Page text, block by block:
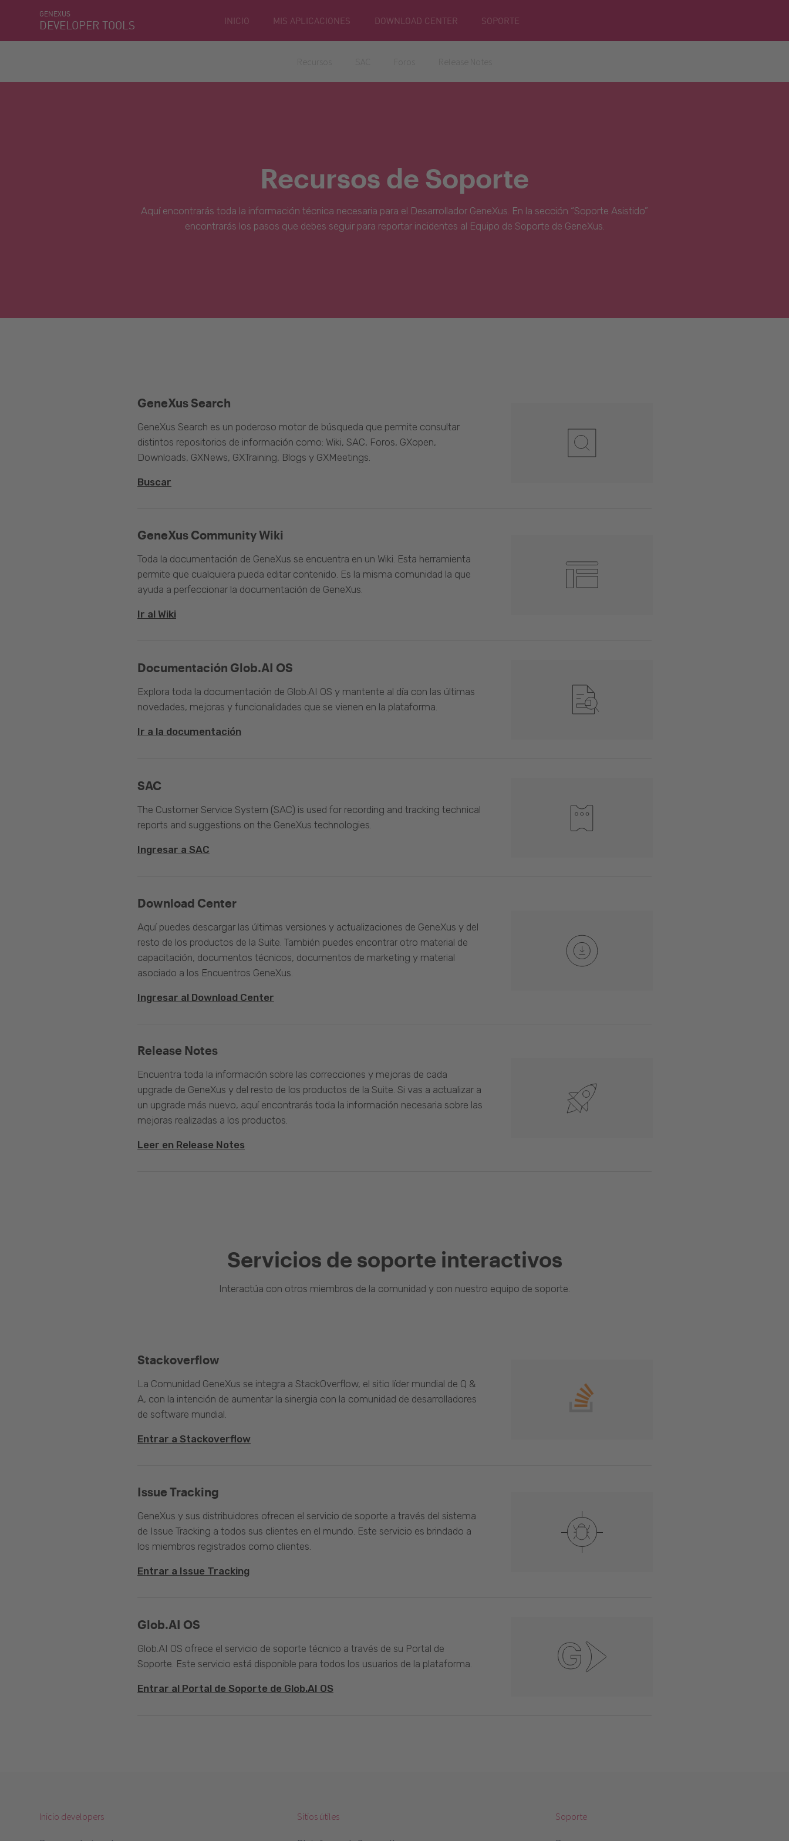
GENEXUS
DEVELOPER TOOLS INICIO MIS APLICACIONES DOWNLOAD CENTER SOPORTE
Recursos de Soporte
Aquí encontrarás toda la información técnica necesaria para el Desarrollador GeneXus. En la sección “Soporte Asistido”
encontrarás los pasos que debes seguir para reportar incidentes al Equipo de Soporte de GeneXus.
GeneXus Community Wiki
Toda la documentación de GeneXus se encuentra en un Wiki. Esta herramienta
permite que cualquiera pueda editar contenido. Es la misma comunidad la que
ayuda a perfeccionar la documentación de GeneXus.
Ir al Wiki
GeneXus Search
GeneXus Search es un poderoso motor de búsqueda que permite consultar
distintos repositorios de información como: Wiki, SAC, Foros, GXopen,
Downloads, GXNews, GXTraining, Blogs y GXMeetings.
Buscar
Documentación Glob.AI OS
Explora toda la documentación de Glob.AI OS y mantente al día con las últimas
novedades, mejoras y funcionalidades que se vienen en la plataforma.
Ir a la documentación
SAC
The Customer Service System (SAC) is used for recording and tracking technical
reports and suggestions on the GeneXus technologies.
Ingresar a SAC
Download Center
Aquí puedes descargar las últimas versiones y actualizaciones de GeneXus y del
resto de los productos de la Suite. También puedes encontrar otro material de
capacitación, documentos técnicos, documentos de marketing y material
asociado a los Encuentros GeneXus.
Ingresar al Download Center
Release Notes
Encuentra toda la información sobre las correcciones y mejoras de cada
upgrade de GeneXus y del resto de los productos de la Suite. Si vas a actualizar a
un upgrade más nuevo, aquí encontrarás toda la información necesaria sobre las
mejoras realizadas a los productos.
Leer en Release Notes
Servicios de soporte interactivos
Interactúa con otros miembros de la comunidad y con nuestro equipo de soporte.
Stackoverflow
La Comunidad GeneXus se integra a StackOverflow, el sitio líder mundial de Q &
A, con la intención de aumentar la sinergia con la comunidad de desarrolladores
de software mundial.
Entrar a Stackoverflow
Issue Tracking
GeneXus y sus distribuidores ofrecen el servicio de soporte a través del sistema
de Issue Tracking a todos sus clientes en el mundo. Este servicio es brindado a
los miembros registrados como clientes.
Entrar a Issue Tracking
Glob.AI OS
Glob.AI OS ofrece el servicio de soporte técnico a través de su Portal de
Soporte. Este servicio está disponible para todos los usuarios de la plataforma.
Entrar al Portal de Soporte de Glob.AI OS
Inicio developers Sitios útiles Soporte